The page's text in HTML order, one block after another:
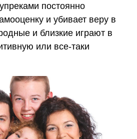
постоянно
и убивает веру в
и близкие играют в
или все-таки